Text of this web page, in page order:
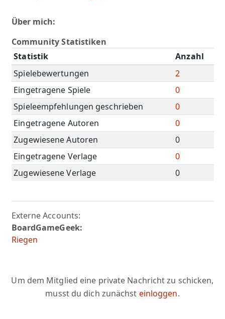
Über mich:
Community Statistiken
Statistik
Anzahl
Spielebewertungen
2
Eingetragene Spiele
0
Spieleempfehlungen geschrieben
0
Eingetragene Autoren
0
Zugewiesene Autoren
0
Eingetragene Verlage
0
Zugewiesene Verlage
0
Externe Accounts:
BoardGameGeek:
Riegen
Um dem Mitglied eine private Nachricht zu schicken,
musst du dich zunächst einloggen.